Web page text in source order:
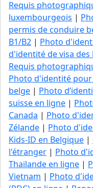
Requis
luxembourgeois |
permis de conduire
B1/B2 | Photo
d'identité de visa des
Requis
Photo d'identité
belge | Photo
suisse en ligne |
Canada | Photo
Zélande | Photo
Kids-ID en Belgique |
l'étranger | Photo
Thaïlande en ligne |
Vietnam | Photo